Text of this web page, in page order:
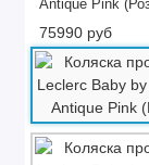
Antique Pink
75990 руб